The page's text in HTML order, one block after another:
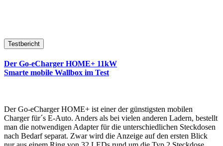
Testbericht
Der Go-eCharger HOME+ 11kW
Smarte mobile Wallbox im Test
Der Go-eCharger HOME+ ist einer der günstigsten mobilen
Charger für´s E-Auto. Anders als bei vielen anderen Ladern, bestellt
man die notwendigen Adapter für die unterschiedlichen Steckdosen
nach Bedarf separat. Zwar wird die Anzeige auf den ersten Blick